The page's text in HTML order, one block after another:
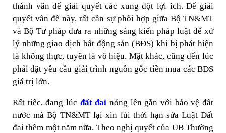
thành văn để giải quyết các xung đột lợi ích. Để giải
quyết vấn đề này, rất cần sự phối hợp giữa Bộ TN&MT
và Bộ Tư pháp đưa ra những sáng kiến pháp luật để xử
lý những giao dịch bất động sản (BĐS) khi bị phát hiện
là không thực, tuyên là vô hiệu. Mặt khác, cũng đến lúc
phải đặt yêu cầu giải trình nguồn gốc tiền mua các BĐS
giá trị lớn.
Rất tiếc, đang lúc đất đai nóng lên gắn với bảo vệ đất
nước mà Bộ TN&MT lại xin lùi thời hạn sửa Luật Đất
đai thêm một năm nữa. Theo nghị quyết của UB Thường